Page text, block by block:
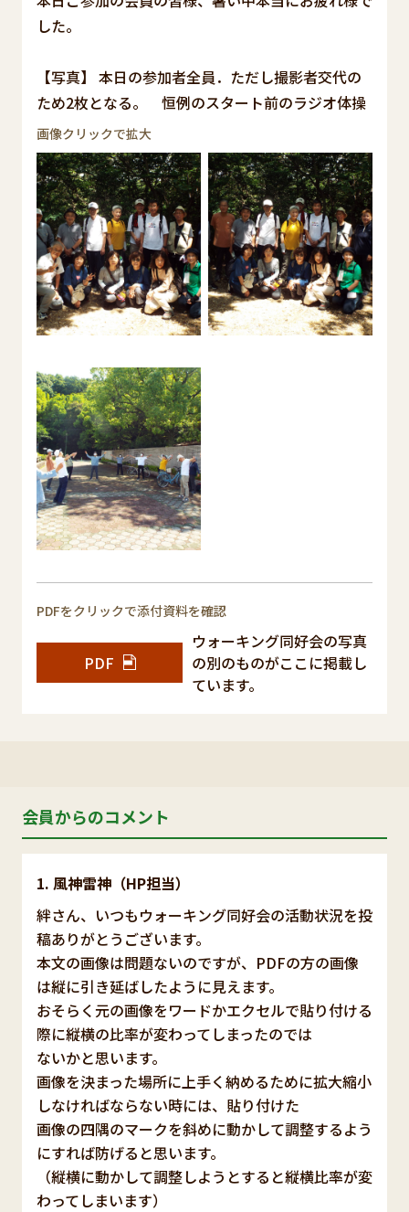
した。
【写真】 本日の参加者全員．ただし撮影者交代の
ため2枚となる。 恒例のスタート前のラジオ体操
画像クリックで拡大
PDFをクリックで添付資料を確認
PDF
ウォーキング同好会の写真
の別のものがここに掲載し
ています。
会員からのコメント
風神雷神（HP担当）
絆さん、いつもウォーキング同好会の活動状況を投
稿ありがとうございます。
本文の画像は問題ないのですが、PDFの方の画像
は縦に引き延ばしたように見えます。
おそらく元の画像をワードかエクセルで貼り付ける
際に縦横の比率が変わってしまったのでは
ないかと思います。
画像を決まった場所に上手く納めるために拡大縮小
しなければならない時には、貼り付けた
画像の四隅のマークを斜めに動かして調整するよう
にすれば防げると思います。
（縦横に動かして調整しようとすると縦横比率が変
わってしまいます）